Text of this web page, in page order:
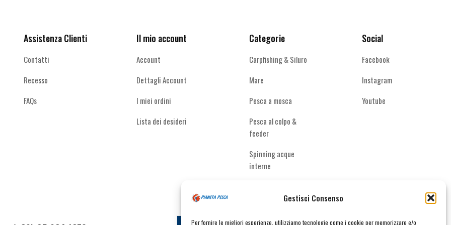
Gestisci Consenso
Per fornire le migliori esperienze, utilizziamo tecnologie come i cookie per memorizzare e/o
Assistenza Clienti
Contatti
Recesso
FAQs
Il mio account
Account
Dettagli Account
I miei ordini
Lista dei desideri
Categorie
Carpfishing & Siluro
Mare
Pesca a mosca
Pesca al colpo &
feeder
Spinning acque
interne
Social
Facebook
Instagram
Youtube